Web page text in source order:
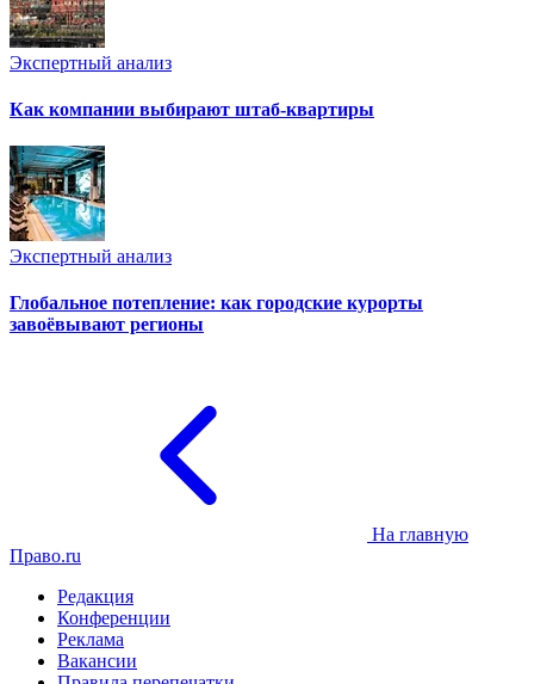
Экспертный анализ
Как компании выбирают штаб-квартиры
Экспертный анализ
Глобальное потепление: как городские курорты
завоёвывают регионы
На главную
Право.ru
Редакция
Конференции
Реклама
Вакансии